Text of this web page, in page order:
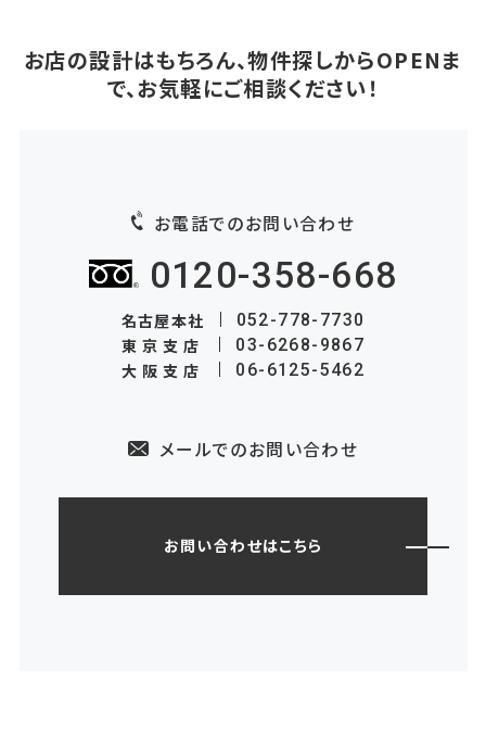
お店の設計はもちろん、物件探しからOPENま
で、お気軽にご相談ください！
お電話でのお問い合わせ
0120-358-668
名古屋本社 052-778-7730
東京支店 03-6268-9867
大阪支店 06-6125-5462
メールでのお問い合わせ
お問い合わせはこちら